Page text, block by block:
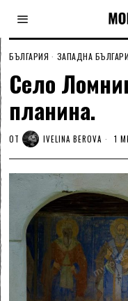
БЪЛГАРИЯ · ЗАПАДНА
Село
планина.
ОТ IVELINA BEROVA 1